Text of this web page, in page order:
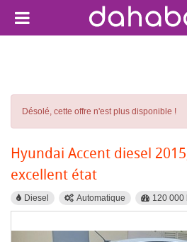
Désolé, cette offre n'est plus disponible !
Hyundai Accent diesel
excellent état
Diesel Automatique 120 000